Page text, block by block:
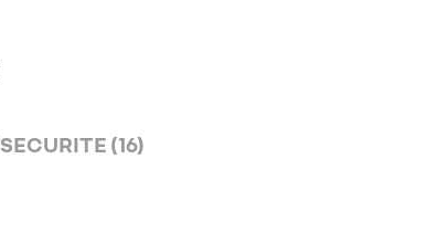
SECURITE (16)